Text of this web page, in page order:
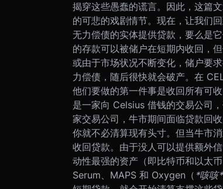
揭穿这些愚蠢的谎言。因此，这篇
的可悲的戏剧情节。现在，让我们回
无力偿债的实体提供贷款，要么是
的存款可以被储户在短期内收回，
或由于市场状况不断变化，储户要
力偿债，随后很快就会破产。 在
他们要做的第一件事是收回所有可
是一家向 Celsius 借钱的交易公司
家交易公司，牛市期间面临贷款回
你就不必清算现有头寸。但当牛市
收回贷款。由于没人可以提供额外
动性最强的资产（即比特币和以太
Serum、MAPS 和 Oxygen（ *咳咳*